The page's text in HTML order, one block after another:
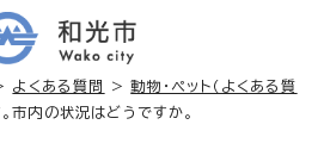
よくある質問 >動物・ペット（よくある質
市内の状況はどうですか。